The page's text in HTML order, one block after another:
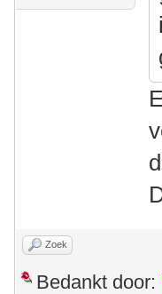
Zoek
Bedankt door: